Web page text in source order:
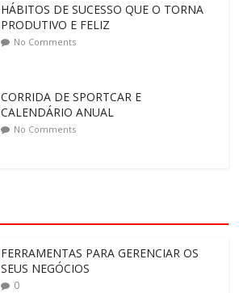
HÁBITOS DE SUCESSO QUE O TORNA
PRODUTIVO E FELIZ
No Comments
CORRIDA DE SPORTCAR E
CALENDÁRIO ANUAL
No Comments
FERRAMENTAS PARA GERENCIAR OS
SEUS NEGÓCIOS
0